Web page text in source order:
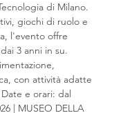
di Milano.
giochi di ruolo e
l'evento offre
3 anni in su.
con attività adatte
e orari: dal
| MUSEO DELLA